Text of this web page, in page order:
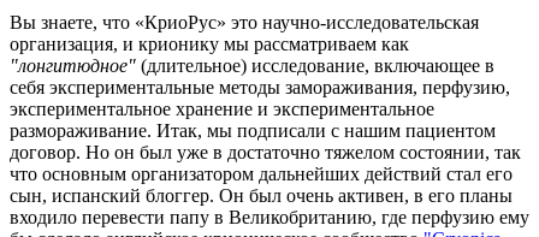
Вы знаете, что «КриоРус» это научно-исследовательская
организация, и крионику мы рассматриваем как
"лонгитюдное" (длительное) исследование, включающее в
себя экспериментальные методы замораживания, перфузию,
экспериментальное хранение и экспериментальное
размораживание. Итак, мы подписали с нашим пациентом
договор. Но он был уже в достаточно тяжелом состоянии, так
что основным организатором дальнейших действий стал его
сын, испанский блоггер. Он был очень активен, в его планы
входило перевести папу в Великобританию, где перфузию ему